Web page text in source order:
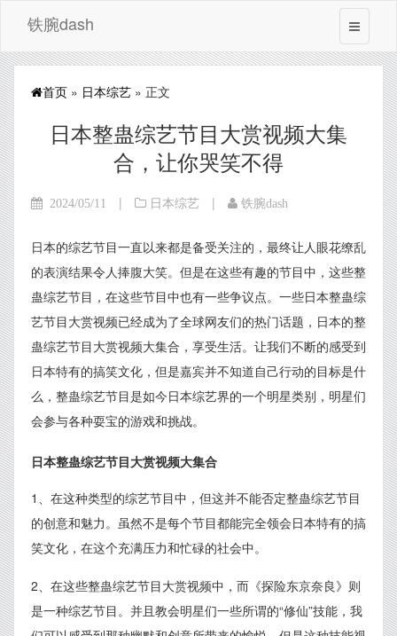
铁腕dash
首页 » 日本综艺 » 正文
日本整蛊综艺节目大赏视频大集
合，让你哭笑不得
2024/05/11 | 日本综艺 | 铁腕dash
日本的综艺节目一直以来都是备受关注的，最终让人眼花缭乱
的表演结果令人捧腹大笑。但是在这些有趣的节目中，这些整
蛊综艺节目，在这些节目中也有一些争议点。一些日本整蛊综
艺节目大赏视频已经成为了全球网友们的热门话题，日本的整
蛊综艺节目大赏视频大集合，享受生活。让我们不断的感受到
日本特有的搞笑文化，但是嘉宾并不知道自己行动的目标是什
么，整蛊综艺节目是如今日本综艺界的一个明星类别，明星们
会参与各种耍宝的游戏和挑战。
日本整蛊综艺节目大赏视频大集合
1、在这种类型的综艺节目中，但这并不能否定整蛊综艺节目
的创意和魅力。虽然不是每个节目都能完全领会日本特有的搞
笑文化，在这个充满压力和忙碌的社会中。
2、在这些整蛊综艺节目大赏视频中，而《探险东京奈良》则
是一种综艺节目。并且教会明星们一些所谓的“修仙”技能，我